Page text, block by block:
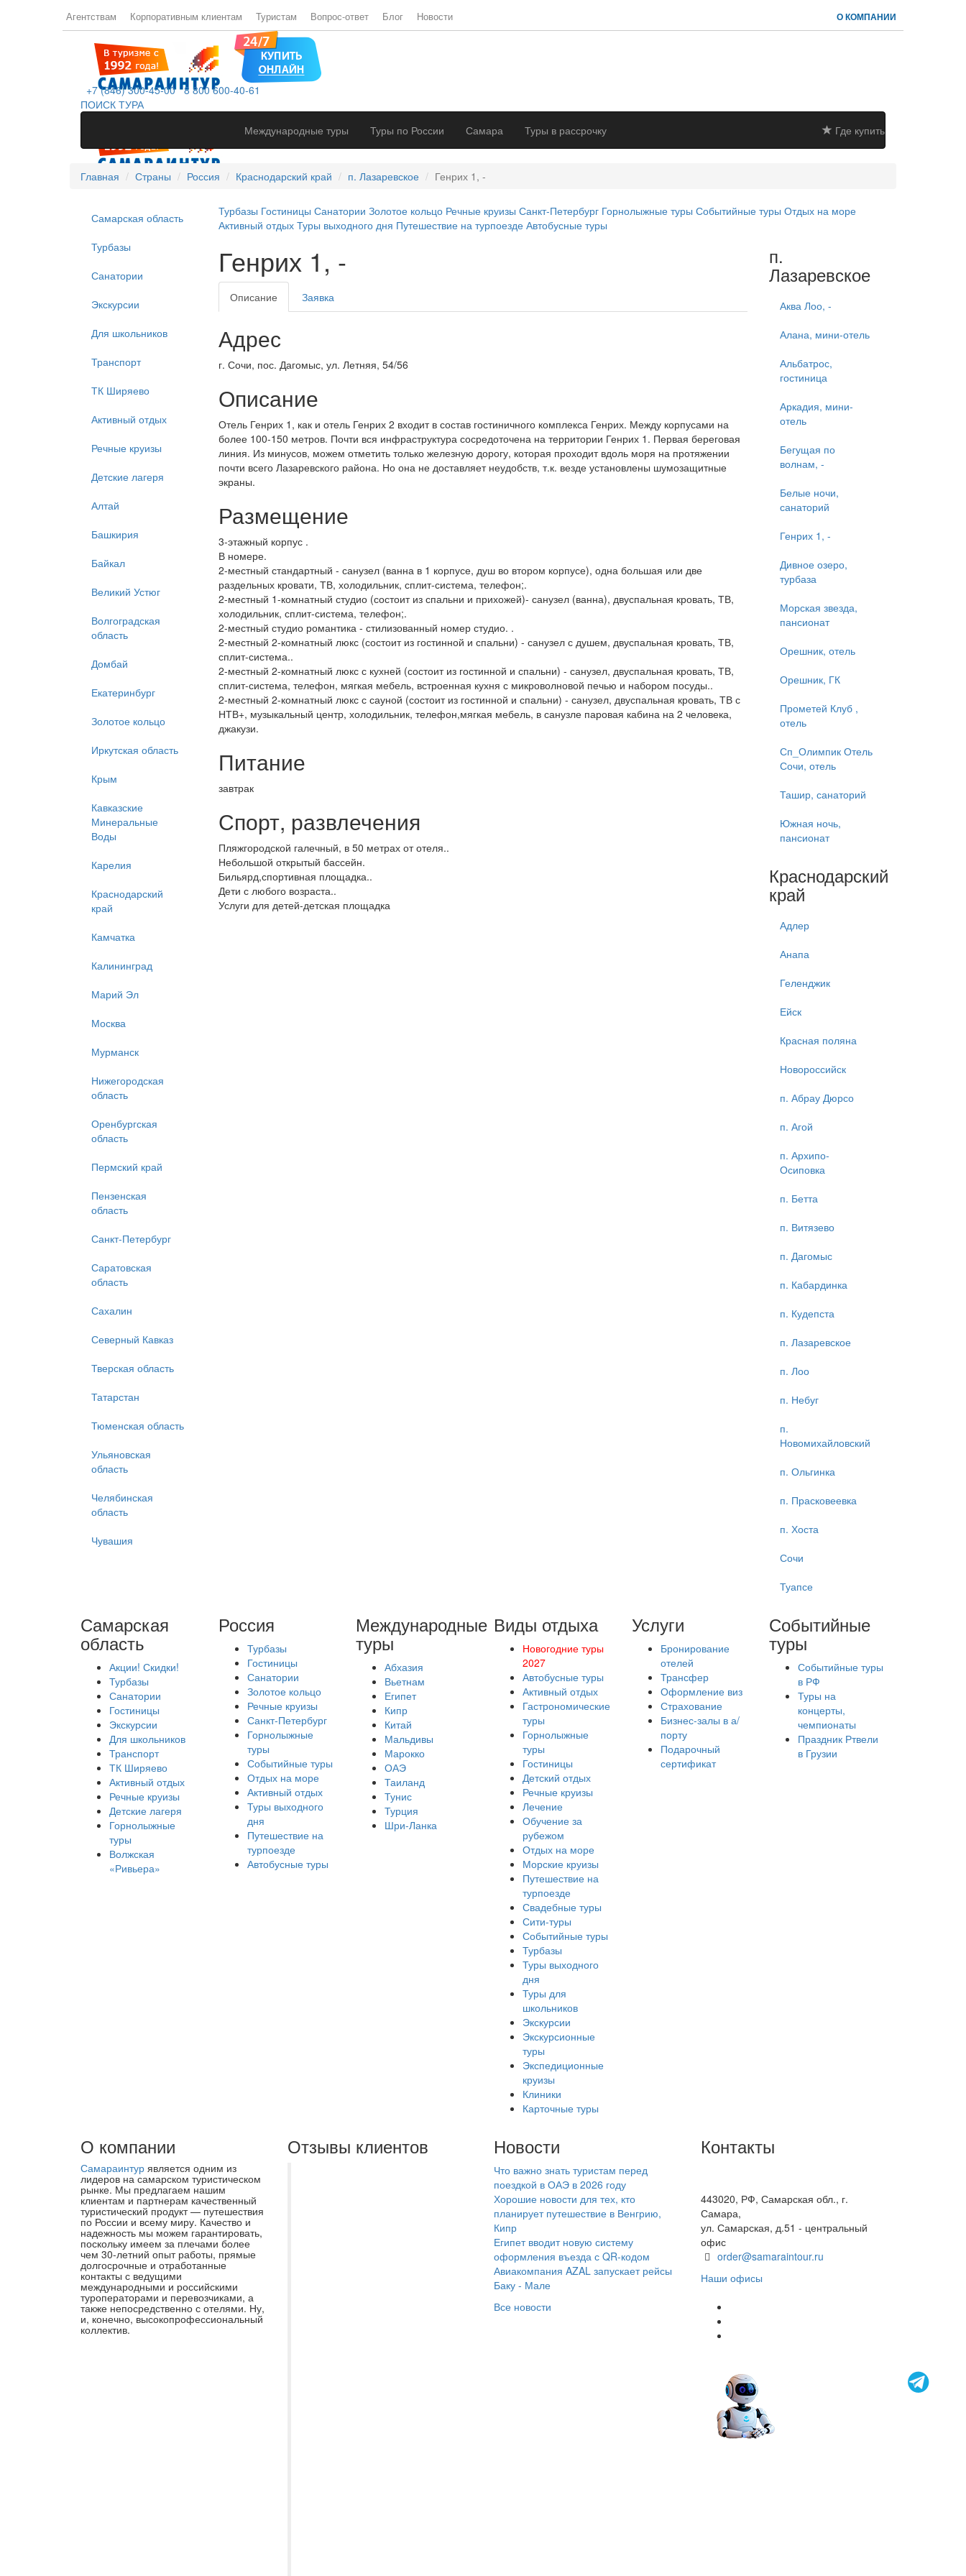
Агентствам Корпоративным клиентам Туристам Вопрос-ответ Блог Новости О КОМПАНИИ
+7 (846) 300-45-00 8 800 600-40-61
ПОИСК ТУРА
Международные туры
Туры по России Самара Туры в рассрочку Где купить
Главная Страны Россия Краснодарский край п. Лазаревское Генрих 1, -
Самарская область
Турбазы
Санатории
Экскурсии
Для школьников
Транспорт
ТК Ширяево
Активный отдых
Речные круизы
Детские лагеря
Алтай
Башкирия
Байкал
Великий Устюг
Волгоградская
область
Домбай
Екатеринбург
Золотое кольцо
Иркутская область
Крым
Кавказские
Минеральные
Воды
Карелия
Краснодарский
край
Камчатка
Калининград
Марий Эл
Москва
Мурманск
Нижегородская
область
Оренбургская
область
Пермский край
Пензенская
область
Санкт-Петербург
Саратовская
область
Сахалин
Северный Кавказ
Тверская область
Татарстан
Тюменская область
Ульяновская
область
Челябинская
область
Чувашия
Турбазы Гостиницы Санатории Золотое кольцо Речные круизы Санкт-Петербург Горнолыжные туры Событийные туры Отдых на море
Активный отдых Туры выходного дня Путешествие на турпоезде Автобусные туры
Генрих 1, -
Описание Заявка
Адрес
г. Сочи, пос. Дагомыс, ул. Летняя, 54/56
Описание
Отель Генрих 1, как и отель Генрих 2 входит в состав гостиничного комплекса Генрих. Между корпусами на
более 100-150 метров. Почти вся инфраструктура сосредоточена на территории Генрих 1. Первая береговая
линия. Из минусов, можем отметить только железную дорогу, которая проходит вдоль моря на протяжении
почти всего Лазаревского района. Но она не доставляет неудобств, т.к. везде установлены шумозащитные
экраны.
Размещение
3-этажный корпус .
В номере.
2-местный стандартный - санузел (ванна в 1 корпусе, душ во втором корпусе), одна большая или две
раздельных кровати, ТВ, холодильник, сплит-система, телефон;.
2-местный 1-комнатный студио (состоит из спальни и прихожей)- санузел (ванна), двуспальная кровать, ТВ,
холодильник, сплит-система, телефон;.
2-местный студио романтика - стилизованный номер студио. .
2-местный 2-комнатный люкс (состоит из гостинной и спальни) - санузел с душем, двуспальная кровать, ТВ,
сплит-система..
2-местный 2-комнатный люкс с кухней (состоит из гостинной и спальни) - санузел, двуспальная кровать, ТВ,
сплит-система, телефон, мягкая мебель, встроенная кухня с микроволновой печью и набором посуды..
2-местный 2-комнатный люкс с сауной (состоит из гостинной и спальни) - санузел, двуспальная кровать, ТВ с
НТВ+, музыкальный центр, холодильник, телефон,мягкая мебель, в санузле паровая кабина на 2 человека,
джакузи.
Питание
завтрак
Спорт, развлечения
Пляжгородской галечный, в 50 метрах от отеля..
Небольшой открытый бассейн.
Бильярд,спортивная площадка..
Дети с любого возраста..
Услуги для детей-детская площадка
п.
Лазаревское
Аква Лоо, -
Алана, мини-отель
Альбатрос,
гостиница
Аркадия, мини-
отель
Бегущая по
волнам, -
Белые ночи,
санаторий
Генрих 1, -
Дивное озеро,
турбаза
Морская звезда,
пансионат
Орешник, отель
Орешник, ГК
Прометей Клуб ,
отель
Сп_Олимпик Отель
Сочи, отель
Ташир, санаторий
Южная ночь,
пансионат
Краснодарский
край
Адлер
Анапа
Геленджик
Ейск
Красная поляна
Новороссийск
п. Абрау Дюрсо
п. Агой
п. Архипо-
Осиповка
п. Бетта
п. Витязево
п. Дагомыс
п. Кабардинка
п. Кудепста
п. Лазаревское
п. Лоо
п. Небуг
п.
Новомихайловский
п. Ольгинка
п. Прасковеевка
п. Хоста
Сочи
Туапсе
Самарская
область
Акции! Скидки!
Турбазы
Санатории
Гостиницы
Экскурсии
Для школьников
Транспорт
ТК Ширяево
Активный отдых
Речные круизы
Детские лагеря
Горнолыжные
туры
Волжская
«Ривьера»
Россия
Турбазы
Гостиницы
Санатории
Золотое кольцо
Речные круизы
Санкт-Петербург
Горнолыжные
туры
Событийные туры
Отдых на море
Активный отдых
Туры выходного
дня
Путешествие на
турпоезде
Автобусные туры
Международные
туры
Абхазия
Вьетнам
Египет
Кипр
Китай
Мальдивы
Марокко
ОАЭ
Таиланд
Тунис
Турция
Шри-Ланка
Виды отдыха
Новогодние туры
2027
Автобусные туры
Активный отдых
Гастрономические
туры
Горнолыжные
туры
Гостиницы
Детский отдых
Речные круизы
Лечение
Обучение за
рубежом
Отдых на море
Морские круизы
Путешествие на
турпоезде
Свадебные туры
Сити-туры
Событийные туры
Турбазы
Туры выходного
дня
Туры для
школьников
Экскурсии
Экскурсионные
туры
Экспедиционные
круизы
Клиники
Карточные туры
Услуги
Бронирование
отелей
Трансфер
Оформление виз
Страхование
Бизнес-залы в а/
порту
Подарочный
сертификат
Событийные
туры
Событийные туры
в РФ
Туры на
концерты,
чемпионаты
Праздник Ртвели
в Грузии
О компании
Самараинтур является одним из
лидеров на самарском туристическом
рынке. Мы предлагаем нашим
клиентам и партнерам качественный
туристический продукт — путешествия
по России и всему миру. Качество и
надежность мы можем гарантировать,
поскольку имеем за плечами более
чем 30-летний опыт работы, прямые
долгосрочные и отработанные
контакты с ведущими
международными и российскими
туроператорами и перевозчиками, а
также непосредственно с отелями. Ну,
и, конечно, высокопрофессиональный
коллектив.
Отзывы клиентов Новости
Что важно знать туристам перед
поездкой в ОАЭ в 2026 году
Хорошие новости для тех, кто
планирует путешествие в Венгрию,
Кипр
Египет вводит новую систему
оформления въезда с QR-кодом
Авиакомпания AZAL запускает рейсы
Баку - Мале
Все новости
Контакты
443020, РФ, Самарская обл., г.
Самара,
ул. Самарская, д.51 - центральный
офис
order@samaraintour.ru
Наши офисы